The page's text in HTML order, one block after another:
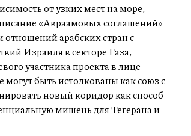
от узких мест на море,
«Авраамовых соглашений»
арабских стран с
Израиля в секторе Газа,
участника проекта в лице
быть истолкованы как союз с
новый коридор как способ
мишень для Тегерана и